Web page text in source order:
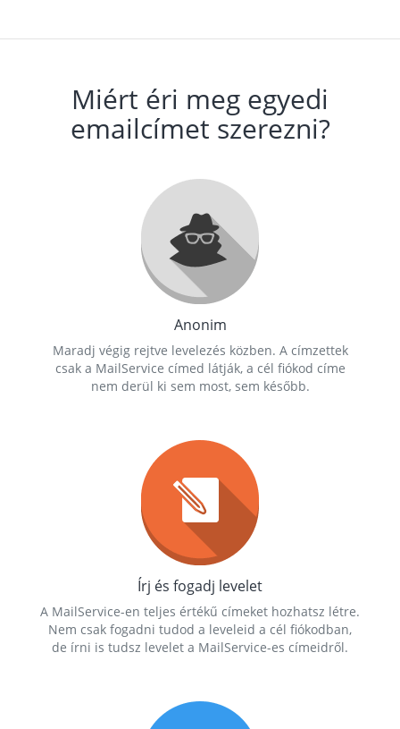
Miért éri meg egyedi
emailcímet szerezni?
Anonim
Maradj végig rejtve levelezés közben. A címzettek
csak a MailService címed látják, a cél fiókod címe
nem derül ki sem most, sem később.
Írj és fogadj levelet
A MailService-en teljes értékű címeket hozhatsz létre.
Nem csak fogadni tudod a leveleid a cél fiókodban,
de írni is tudsz levelet a MailService-es címeidről.